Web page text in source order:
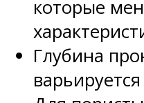
которые
Глубина